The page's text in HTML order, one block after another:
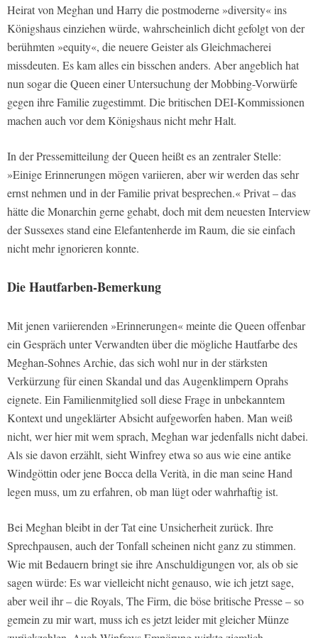
Heirat von Meghan und Harry die postmoderne »diversity« ins
Königshaus einziehen würde, wahrscheinlich dicht gefolgt von der
berühmten »equity«, die neuere Geister als Gleichmacherei
missdeuten. Es kam alles ein bisschen anders. Aber angeblich hat
nun sogar die Queen einer Untersuchung der Mobbing-Vorwürfe
gegen ihre Familie zugestimmt. Die britischen DEI-Kommissionen
machen auch vor dem Königshaus nicht mehr Halt.
In der Pressemitteilung der Queen heißt es an zentraler Stelle:
»Einige Erinnerungen mögen variieren, aber wir werden das sehr
ernst nehmen und in der Familie privat besprechen.« Privat – das
hätte die Monarchin gerne gehabt, doch mit dem neuesten Interview
der Sussexes stand eine Elefantenherde im Raum, die sie einfach
nicht mehr ignorieren konnte.
Die Hautfarben-Bemerkung
Mit jenen variierenden »Erinnerungen« meinte die Queen offenbar
ein Gespräch unter Verwandten über die mögliche Hautfarbe des
Meghan-Sohnes Archie, das sich wohl nur in der stärksten
Verkürzung für einen Skandal und das Augenklimpern Oprahs
eignete. Ein Familienmitglied soll diese Frage in unbekanntem
Kontext und ungeklärter Absicht aufgeworfen haben. Man weiß
nicht, wer hier mit wem sprach, Meghan war jedenfalls nicht dabei.
Als sie davon erzählt, sieht Winfrey etwa so aus wie eine antike
Windgöttin oder jene Bocca della Verità, in die man seine Hand
legen muss, um zu erfahren, ob man lügt oder wahrhaftig ist.
Bei Meghan bleibt in der Tat eine Unsicherheit zurück. Ihre
Sprechpausen, auch der Tonfall scheinen nicht ganz zu stimmen.
Wie mit Bedauern bringt sie ihre Anschuldigungen vor, als ob sie
sagen würde: Es war vielleicht nicht genauso, wie ich jetzt sage,
aber weil ihr – die Royals, The Firm, die böse britische Presse – so
gemein zu mir wart, muss ich es jetzt leider mit gleicher Münze